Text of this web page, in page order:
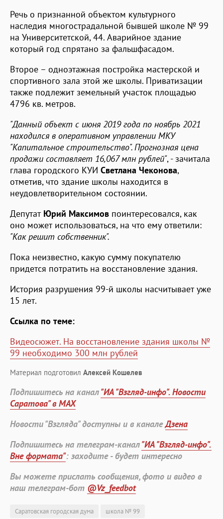
Речь о признанной объектом культурного
наследия многострадальной бывшей школе № 99
на Университетской, 44. Аварийное здание
который год спрятано за фальшфасадом.
Второе – одноэтажная постройка мастерской и
спортивного зала этой же школы. Приватизации
также подлежит земельный участок площадью
4796 кв. метров.
"Данный объект с июня 2019 года по ноябрь 2021
находился в оперативном управлении МКУ
"Капитальное строительство". Прогнозная цена
продажи составляет 16,067 млн рублей", - зачитала
глава городского КУИ Светлана Чеконова,
отметив, что здание школы находится в
неудовлетворительном состоянии.
Депутат Юрий Максимов поинтересовался, как
оно может использоваться, на что ему ответили:
"Как решит собственник".
Пока неизвестно, какую сумму покупателю
придется потратить на восстановление здания.
История разрушения 99-й школы насчитывает уже
15 лет.
Ссылка по теме:
Видеосюжет. На восстановление здания школы №
99 необходимо 300 млн рублей
Материал подготовил Алексей Кошелев
Подпишитесь на канал"ИА "Взгляд-инфо". Новости
Саратова" в MAX
Новости "Взгляда" доступны и в каналеДзена
Подпишитесь на телеграм-канал"ИА "Взгляд-инфо".
Вне формата": заходите - будет интересно
Вы можете прислать сообщения, фото и видео в
наш телеграм-бот @Vz_feedbot
Саратовская городская дума
школа № 99